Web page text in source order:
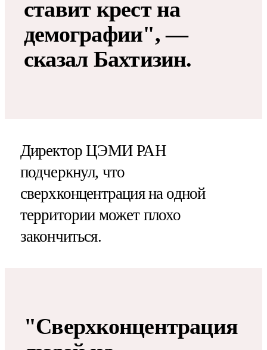
ставит крест на
демографии", —
сказал Бахтизин.
Директор ЦЭМИ РАН
подчеркнул, что
сверхконцентрация на одной
территории может плохо
закончиться.
"Сверхконцентрация